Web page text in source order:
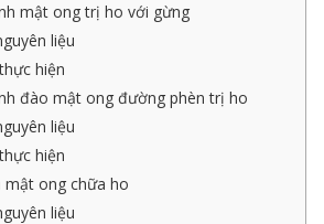
mật ong trị ho với gừng
liệu
hiện
đào mật ong đường phèn trị ho
liệu
hiện
mật ong chữa ho
liệu